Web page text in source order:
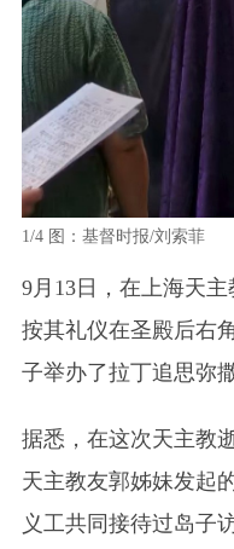
1/4图：基督时报/刘索菲
9月13日，在上海天
按其礼仪在圣殿后右
子举办了拉丁追思弥撒
据悉，在这次天主教
天主教友郭姊妹发起
义工共同接待过岛子